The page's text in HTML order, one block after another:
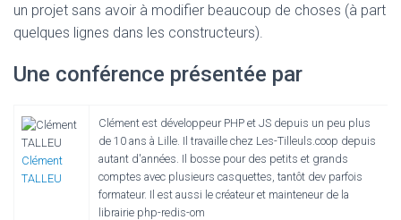
un projet sans avoir à modifier beaucoup de choses (à part
quelques lignes dans les constructeurs).
Une conférence présentée par
Clément
TALLEU
Clément est développeur PHP et JS depuis un peu plus
de 10 ans à Lille. Il travaille chez Les-Tilleuls.coop depuis
autant d'années. Il bosse pour des petits et grands
comptes avec plusieurs casquettes, tantôt dev parfois
formateur. Il est aussi le créateur et mainteneur de la
librairie php-redis-om